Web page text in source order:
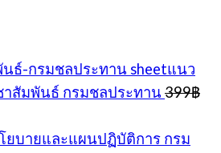
sheetแนว
สัมพันธ์ กรมชลประทาน 399฿